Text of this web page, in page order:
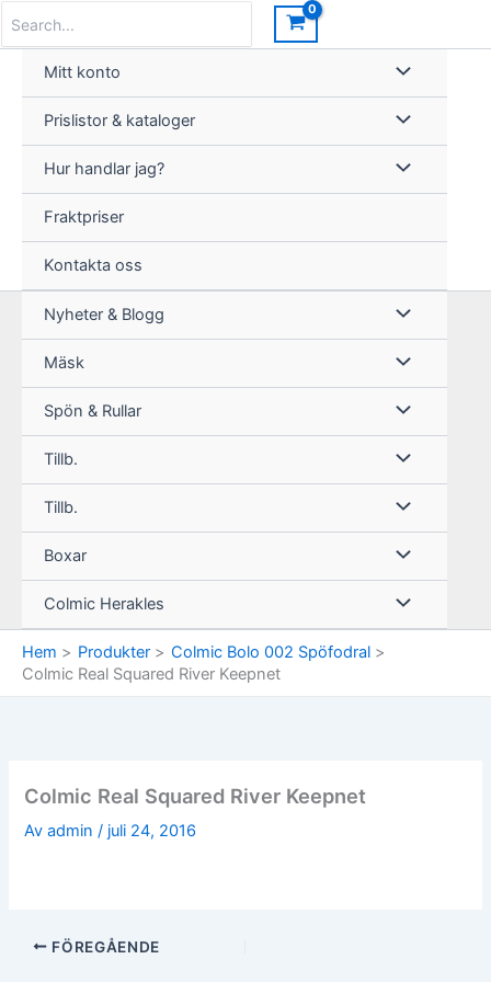
innehåll
for:
Mitt konto
Prislistor & kataloger
Hur handlar jag?
Fraktpriser
Kontakta oss
Nyheter & Blogg
Mäsk
Spön & Rullar
Tillb.
Tillb.
Boxar
Colmic Herakles
Hem Produkter
Colmic Bolo 002 Spöfodral
Colmic Real Squared River Keepnet
Colmic Real Squared River Keepnet
Avadmin/ juli 24, 2016
FÖREGÅENDE